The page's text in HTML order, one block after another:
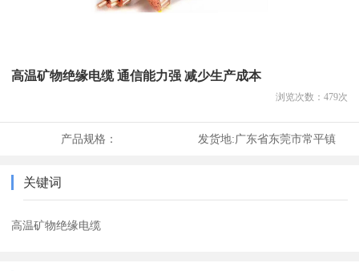
高温矿物绝缘电缆 通信能力强 减少生产成本
浏览次数： 479次
产品规格： 发货地:广东省东莞市常平镇
关键词
高温矿物绝缘电缆